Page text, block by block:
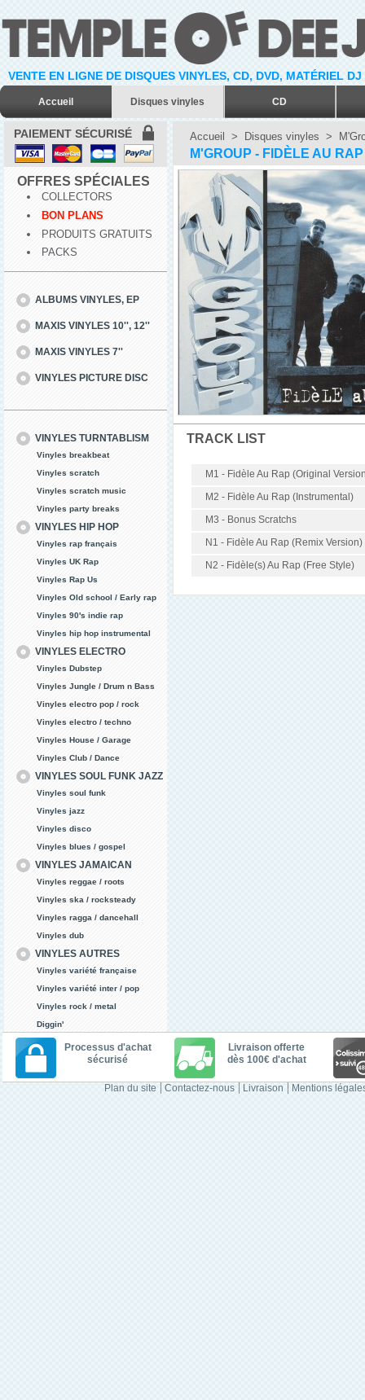
VENTE EN LIGNE DE DISQUES VINYLES, CD, DVD, MATÉRIEL
Accueil Disques vinyles CD
PAIEMENT SÉCURISÉ
OFFRES SPÉCIALES
COLLECTORS
BON PLANS
PRODUITS GRATUITS
PACKS
ALBUMS VINYLES, EP
MAXIS VINYLES 10'', 12''
MAXIS VINYLES 7''
VINYLES PICTURE DISC
VINYLES TURNTABLISM
Vinyles breakbeat
Vinyles scratch
Vinyles scratch music
Vinyles party breaks
VINYLES HIP HOP
Vinyles rap français
Vinyles UK Rap
Vinyles Rap Us
Vinyles Old school / Early rap
Vinyles 90's indie rap
Vinyles hip hop instrumental
VINYLES ELECTRO
Vinyles Dubstep
Vinyles Jungle / Drum n Bass
Vinyles electro pop / rock
Vinyles electro / techno
Vinyles House / Garage
Vinyles Club / Dance
VINYLES SOUL FUNK JAZZ
Vinyles soul funk
Vinyles jazz
Vinyles disco
Vinyles blues / gospel
VINYLES JAMAICAN
Vinyles reggae / roots
Vinyles ska / rocksteady
Vinyles ragga / dancehall
Vinyles dub
VINYLES AUTRES
Vinyles variété française
Vinyles variété inter / pop
Vinyles rock / metal
Diggin'
Accueil > Disques vinyles >
M'GROUP - FIDÈLE AU
TRACK LIST
M1 - Fidèle Au Rap (Original
M2 - Fidèle Au Rap (Instrumental)
M3 - Bonus Scratchs
N1 - Fidèle Au Rap (Remix Version)
N2 - Fidèle(s) Au Rap (Free Style)
Processus d'achat
sécurisé
Livraison offerte
dès 100€ d'achat
Plan du site Contactez-nous Livraison Mentions